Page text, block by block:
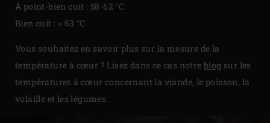
À point-bien cuit : 58-62 °C
Bien cuit : > 63 °C
Vous souhaitez en savoir plus sur la mesure de la
température à cœur ? Lisez dans ce cas notre blog sur les
températures à cœur concernant la viande, le poisson, la
volaille et les légumes.